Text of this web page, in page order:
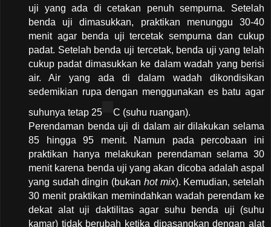
uji yang ada di cetakan penuh sempurna. Setelah
benda uji dimasukkan, praktikan menunggu 30-40
menit agar benda uji tercetak sempurna dan cukup
padat. Setelah benda uji tercetak, benda uji yang telah
cukup padat dimasukkan ke dalam wadah yang berisi
air. Air yang ada di dalam wadah dikondisikan
sedemikian rupa dengan menggunakan es batu agar
suhunya tetap 25
C (suhu ruangan).
Perendaman benda uji di dalam air dilakukan selama
85 hingga 95 menit. Namun pada percobaan ini
praktikan hanya melakukan perendaman selama 30
menit karena benda uji yang akan dicoba adalah aspal
yang sudah dingin (bukan hot mix). Kemudian, setelah
30 menit praktikan memindahkan wadah perendam ke
dekat alat uji daktilitas agar suhu benda uji (suhu
kamar) tidak berubah ketika dipasangkan dengan alat